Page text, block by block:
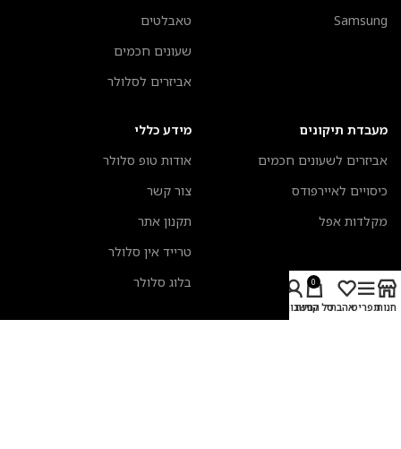
Samsung
טאבלטים
שעונים חכמים
אביזרים לסלולר
מעבדת תיקונים
אביזרים לשעונים חכמים
כיסויים לאיירפודס
מקלדות אפל
מידע כללי
אודות טופ סלולר
צור קשר
תקנון אתר
טרייד אין סלולר
בלוג סלולר
חנותתפריטאהבתי
0
סל קניות
החשבון שלי